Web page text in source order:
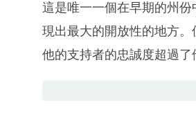
這是唯一一個在早期的州
現出最大的開放性的地方
他的支持者的忠誠度超過了